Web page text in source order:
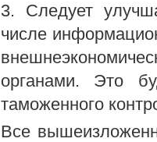
3. Следует
числе
органами. Это
таможенного
Все